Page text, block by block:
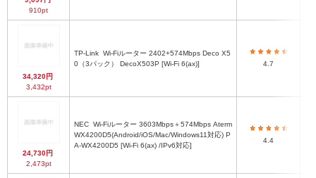
910pt
34,320円
3,432pt
TP-Link
0（3パック） DecoX503P [Wi-Fi 6(ax)]
4.7
24,730円
2,473pt
NEC
WX4200D5(Android/iOS/Mac/Windows11対応) P
A-WX4200D5 [Wi-Fi 6(ax) /IPv6対応]
4.4